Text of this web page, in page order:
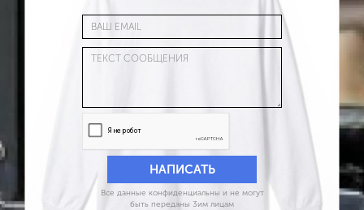
Все данные конфиденциальны и не могут
быть переданы 3им лицам